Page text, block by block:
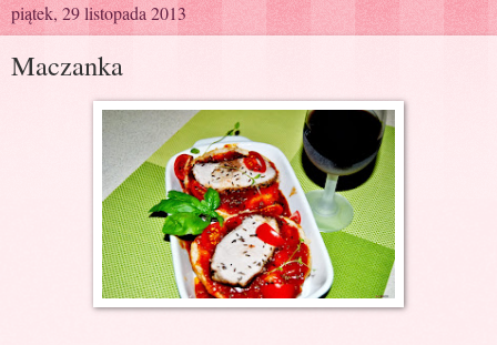
piątek, 29 listopada 2013
Maczanka